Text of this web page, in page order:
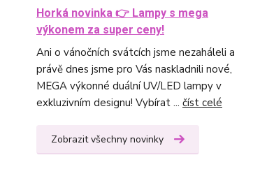
Horká novinka 👉 Lampy s mega
výkonem za super ceny!
Ani o vánočních svátcích jsme nezaháleli a
právě dnes jsme pro Vás naskladnili nové,
MEGA výkonné duální UV/LED lampy v
exkluzivním designu! Vybírat ... číst celé
Zobrazit všechny novinky